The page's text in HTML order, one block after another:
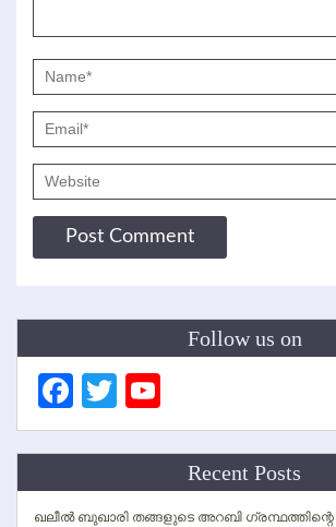
Follow us on
Facebook
Twitter
Channel
Recent Posts
ഖലീല്‍ ബുഖാരി തങ്ങളുടെ അറബി ഗ്രന്ഥത്തിന്റെ